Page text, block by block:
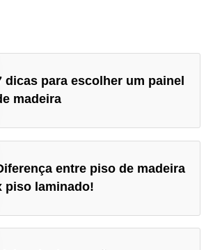
dicas para escolher um painel
madeira
entre piso de madeira
piso laminado!